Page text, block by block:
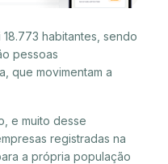
habitantes, sendo
pessoas
que movimentam a
e muito desse
registradas na
a própria população